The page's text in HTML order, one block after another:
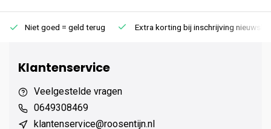
Niet goed = geld terug Extra korting bij inschrijving
Klantenservice
Veelgestelde vragen
0649308469
klantenservice@roosentijn.nl